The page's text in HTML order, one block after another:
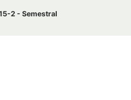
2 - Semestral